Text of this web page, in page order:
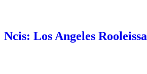
Ncis: Los Angeles Rooleissa